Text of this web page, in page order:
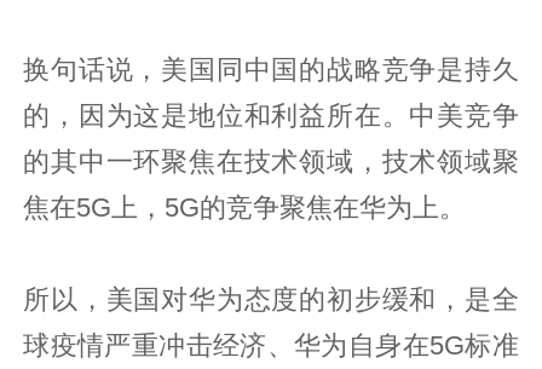
换句话说，美国同中国的战略竞争是持久
的，因为这是地位和利益所在。中美竞争
的其中一环聚焦在技术领域，技术领域聚
焦在5G上，5G的竞争聚焦在华为上。
所以，美国对华为态度的初步缓和，是全
球疫情严重冲击经济、华为自身在5G标准